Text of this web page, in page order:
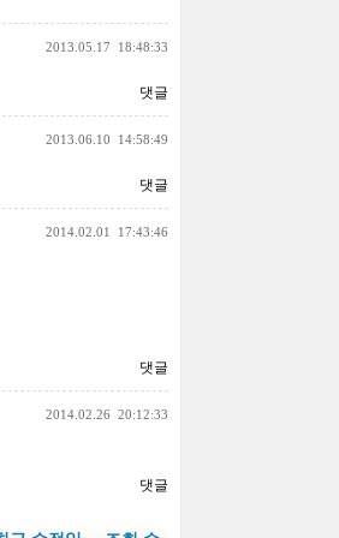
2013.05.17 18:48:33
댓글
2013.06.10 14:58:49
댓글
2014.02.01 17:43:46
댓글
2014.02.26 20:12:33
댓글